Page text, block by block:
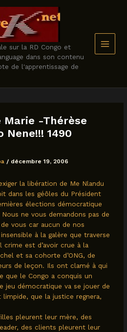
sur la RD Congo et
dans son contenu
de l'apprentissage de
Marie -Thérèse
Nene!!! 1490
/ décembre 19, 2006
la libération de Me Nlandu
dans les géôles du Président
élections démocratique
ne vous demandons pas de
vous car aucun de nos
à la galère que traverse
est d’avoir crue à la
et sa cohorte d’ONG, de
de leçon. Ils ont clamé à qui
que le Congo a conquis un
jeu démocratique va se jouer de
que la justice regnera,
pleurent leur mère, des
des clients pleurent leur